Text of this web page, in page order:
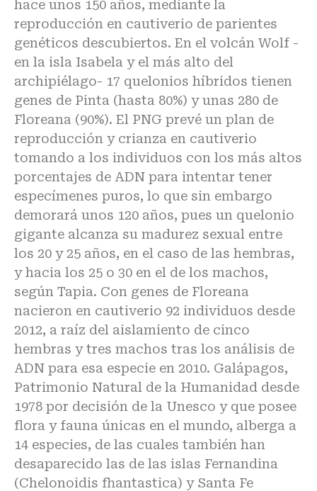
hace unos 150 años, mediante la
reproducción en cautiverio de parientes
genéticos descubiertos. En el volcán Wolf -
en la isla Isabela y el más alto del
archipiélago- 17 quelonios híbridos tienen
genes de Pinta (hasta 80%) y unas 280 de
Floreana (90%). El PNG prevé un plan de
reproducción y crianza en cautiverio
tomando a los individuos con los más altos
porcentajes de ADN para intentar tener
especímenes puros, lo que sin embargo
demorará unos 120 años, pues un quelonio
gigante alcanza su madurez sexual entre
los 20 y 25 años, en el caso de las hembras,
y hacia los 25 o 30 en el de los machos,
según Tapia. Con genes de Floreana
nacieron en cautiverio 92 individuos desde
2012, a raíz del aislamiento de cinco
hembras y tres machos tras los análisis de
ADN para esa especie en 2010. Galápagos,
Patrimonio Natural de la Humanidad desde
1978 por decisión de la Unesco y que posee
flora y fauna únicas en el mundo, alberga a
14 especies, de las cuales también han
desaparecido las de las islas Fernandina
(Chelonoidis fhantastica) y Santa Fe